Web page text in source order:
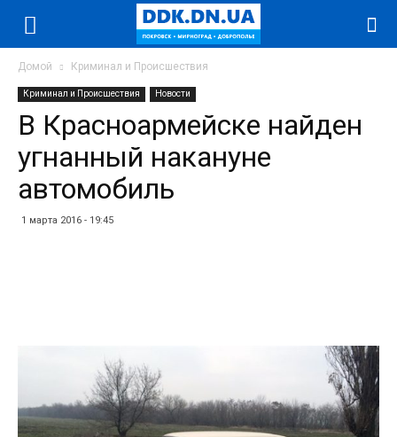
Домой Криминал и Происшествия
Криминал и Происшествия Новости
В Красноармейске найден
угнанный накануне
автомобиль
1 марта 2016 - 19:45